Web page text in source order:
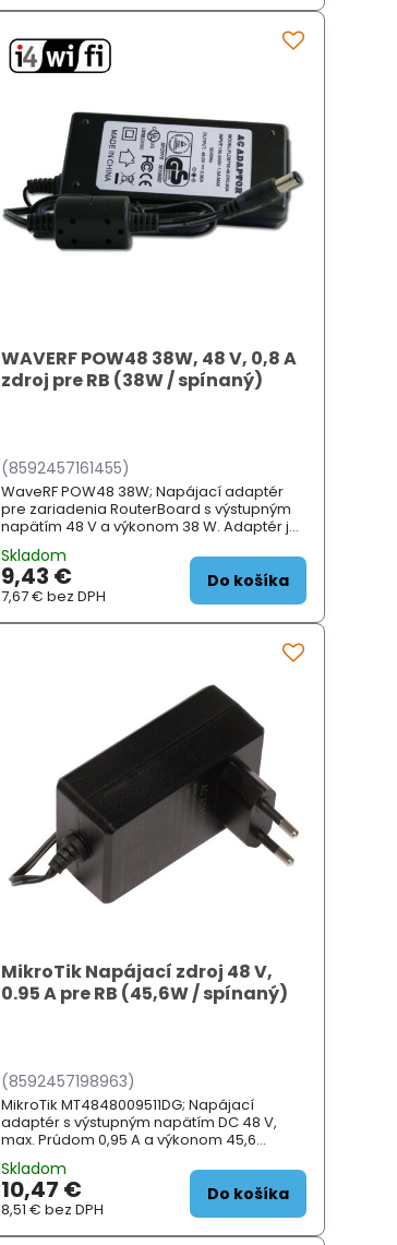
WAVERF POW48 38W, 48 V, 0,8 A
zdroj pre RB (38W / spínaný)
(8592457161455)
WaveRF POW48 38W; Napájací adaptér
pre zariadenia RouterBoard s výstupným
napätím 48 V a výkonom 38 W. Adaptér je
dodávaný s napájacím káblom.
Skladom
9,43 €
7,67 €bez DPH
Do košíka
MikroTik Napájací zdroj 48 V,
0.95 A pre RB (45,6W / spínaný)
(8592457198963)
MikroTik MT4848009511DG; Napájací
adaptér s výstupným napätím DC 48 V,
max. Prúdom 0,95 A a výkonom 45,6
príslušenstvo výrobcom MikroTik ....
Skladom
10,47 €
8,51 €bez DPH
Do košíka